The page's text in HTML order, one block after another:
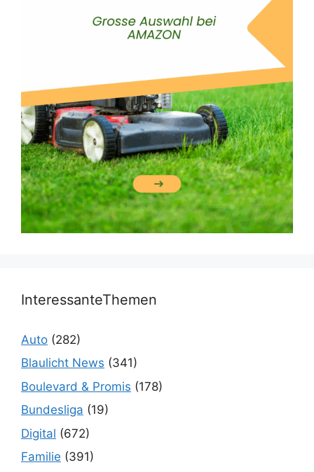
InteressanteThemen
Auto (282)
Blaulicht News (341)
Boulevard & Promis (178)
Bundesliga (19)
Digital (672)
Familie (391)